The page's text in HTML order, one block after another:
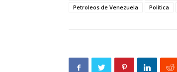
Petroleos de Venezuela
Política